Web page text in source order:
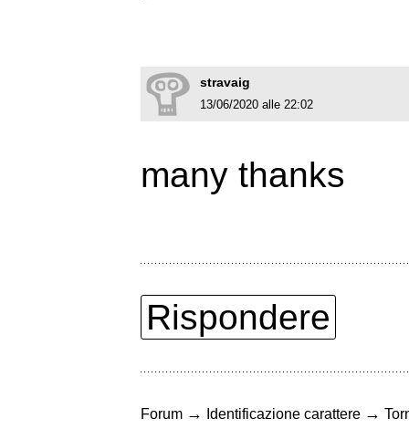
stravaig
13/06/2020 alle 22:02
many thanks
Rispondere
Forum → Identificazione carattere →